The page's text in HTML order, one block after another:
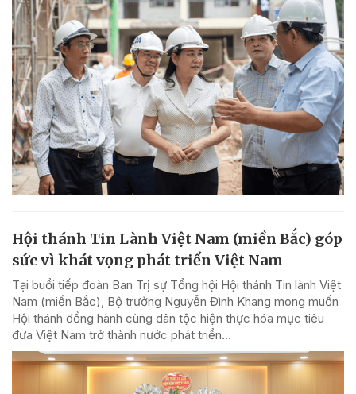
Hội thánh Tin Lành Việt Nam (miền Bắc) góp
sức vì khát vọng phát triển Việt Nam
Tại buổi tiếp đoàn Ban Trị sự Tổng hội Hội thánh Tin lành Việt
Nam (miền Bắc), Bộ trưởng Nguyễn Đình Khang mong muốn
Hội thánh đồng hành cùng dân tộc hiện thực hóa mục tiêu
đưa Việt Nam trở thành nước phát triển...